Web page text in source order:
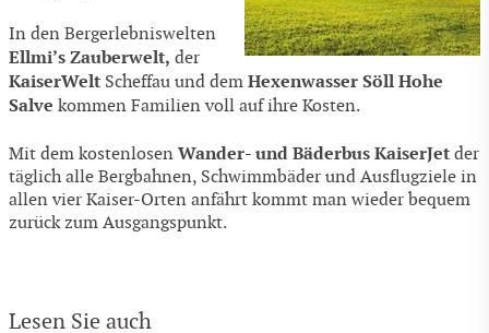
In den Bergerlebniswelten
Ellmi’s Zauberwelt, der
KaiserWelt Scheffau und dem Hexenwasser Söll Hohe
Salve kommen Familien voll auf ihre Kosten.
Mit dem kostenlosen Wander- und Bäderbus KaiserJet der
täglich alle Bergbahnen, Schwimmbäder und Ausflugziele in
allen vier Kaiser-Orten anfährt kommt man wieder bequem
zurück zum Ausgangspunkt.
Lesen Sie auch